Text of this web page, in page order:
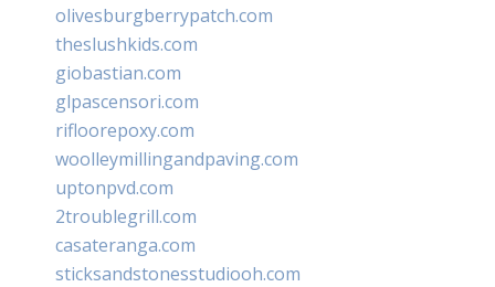
olivesburgberrypatch.com
theslushkids.com
giobastian.com
glpascensori.com
rifloorepoxy.com
woolleymillingandpaving.com
uptonpvd.com
2troublegrill.com
casateranga.com
sticksandstonesstudiooh.com